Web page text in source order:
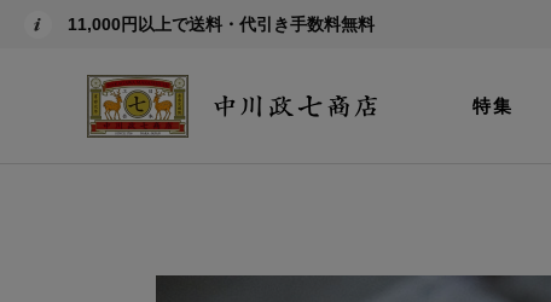
11,000円以上で送料・代引き手数料無料
特集